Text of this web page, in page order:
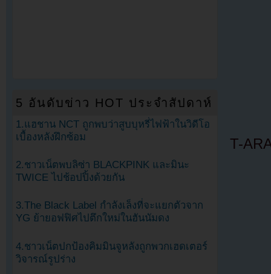
T-
5 อันดับข่าว HOT ประจำสัปดาห์
1.แฮชาน NCT ถูกพบว่าสูบบุหรี่ไฟฟ้าในวิดีโอ
เบื้องหลังฝึกซ้อม
2.ชาวเน็ตพบลิซ่า BLACKPINK และมินะ
TWICE ไปช้อปปิ้งด้วยกัน
3.The Black Label กำลังเล็งที่จะแยกตัวจาก
YG ย้ายอฟฟิศไปตึกใหม่ในฮันนัมดง
4.ชาวเน็ตปกป้องคิมมินจูหลังถูกพวกเฮดเตอร์
วิจารณ์รูปร่าง